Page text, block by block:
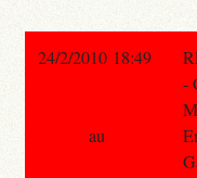
24/2/2010 18:49
-
au